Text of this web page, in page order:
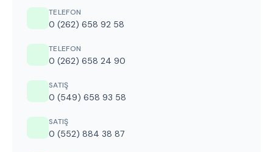
TELEFON
0 (262) 658 92 58
TELEFON
0 (262) 658 24 90
SATIŞ
0 (549) 658 93 58
SATIŞ
0 (552) 884 38 87